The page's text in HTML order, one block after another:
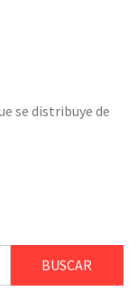
se distribuye de